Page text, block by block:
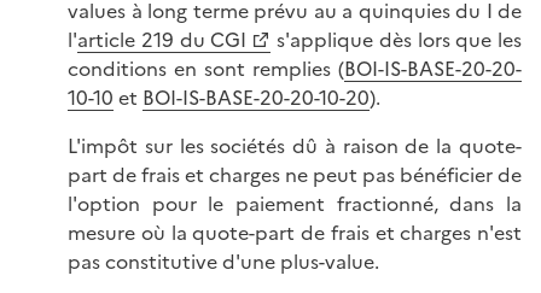
values à long terme prévu au a quinquies du I de
l'article 219 du CGI
s'applique dès lors que les
conditions en sont remplies (BOI-IS-BASE-20-20-
10-10 et BOI-IS-BASE-20-20-10-20).
L'impôt sur les sociétés dû à raison de la quote-
part de frais et charges ne peut pas bénéficier de
l'option pour le paiement fractionné, dans la
mesure où la quote-part de frais et charges n'est
pas constitutive d'une plus-value.